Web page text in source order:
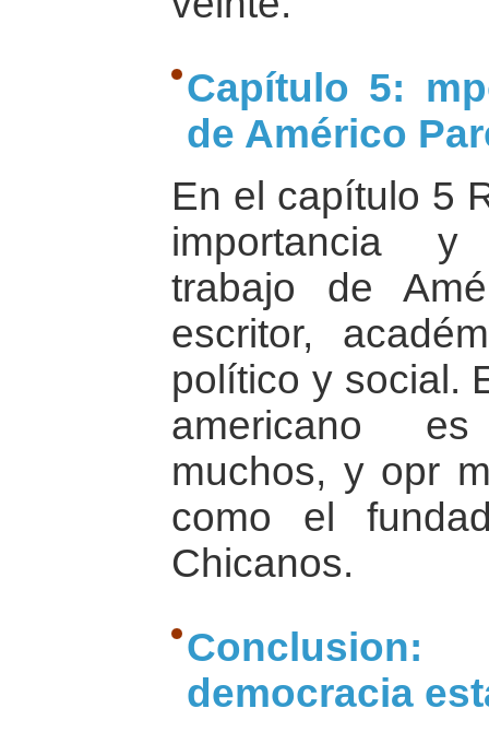
Capítulo 5:
de Américo
En el capítulo 5
importancia y
trabajo de
escritor,
político y social.
americano
muchos, y opr
como el
Chicanos.
democracia